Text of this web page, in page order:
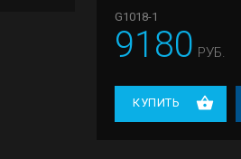
G1018-1
9180 РУБ.
КУПИТЬ